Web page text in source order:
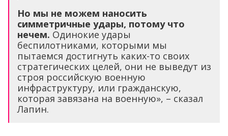
Но мы не можем наносить
симметричные удары, потому что
нечем. Одинокие удары
беспилотниками, которыми мы
пытаемся достигнуть каких-то своих
стратегических целей, они не выведут из
строя российскую военную
инфраструктуру, или гражданскую,
которая завязана на военную», – сказал
Лапин.